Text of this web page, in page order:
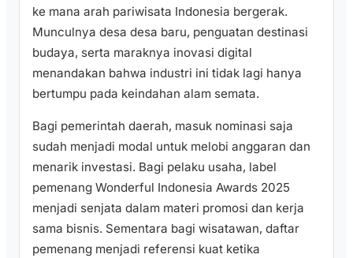
ke mana arah pariwisata Indonesia bergerak.
Munculnya desa desa baru, penguatan destinasi
budaya, serta maraknya inovasi digital
menandakan bahwa industri ini tidak lagi hanya
bertumpu pada keindahan alam semata.
Bagi pemerintah daerah, masuk nominasi saja
sudah menjadi modal untuk melobi anggaran dan
menarik investasi. Bagi pelaku usaha, label
pemenang Wonderful Indonesia Awards 2025
menjadi senjata dalam materi promosi dan kerja
sama bisnis. Sementara bagi wisatawan, daftar
pemenang menjadi referensi kuat ketika